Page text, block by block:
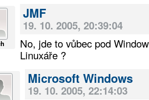
JMF
19. 10. 2005, 20:39:04
No, jde to vůbec pod
Linuxáře ?
Microsoft Windows
19. 10. 2005, 22:14:03